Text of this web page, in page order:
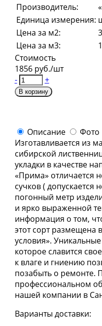
Производитель:
Единица измерения:
Цена за м2:
Цена за м3:
Стоимость
1856 руб./шт
-
+
В корзину
Описание Фото
Изготавливается из
сибирской
укладки в качестве
«Прима» отличается
cучков ( допускается
погонный метр
и ярко выраженной
информация о том,
этот сорт размещена
условия». Уникальные
которое славится
к влаге и гниению
позабыть о ремонте.
профессиональном
нашей компании в
Варианты доставки: